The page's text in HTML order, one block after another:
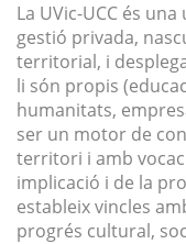
La UVic-UCC és
gestió privada,
territorial, i
li són propis
humanitats,
ser un motor de
territori i amb
implicació i de la
estableix vincles
progrés cultural,